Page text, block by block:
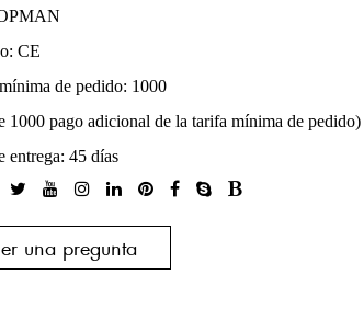
CE
de pedido: 1000
1000 pago adicional de la tarifa mínima de pedido)
entrega: 45 días
una pregunta